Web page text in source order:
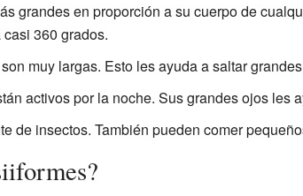
grandes en proporción a su cuerpo de
360 grados.
muy largas. Esto les ayuda a saltar
activos por la noche. Sus grandes ojos les
de insectos. También pueden comer